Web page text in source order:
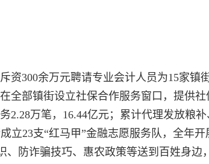
资300余万元聘请专业会计人员为15家镇
全部镇街设立社保合作服务窗口，提供社
万笔，16.44亿元；累计代理发放粮补
立23支“红马甲”金融志愿服务队，全年开
、防诈骗技巧、惠农政策等送到百姓身边